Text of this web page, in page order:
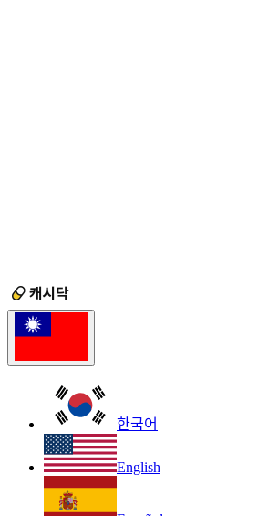
한국어
English